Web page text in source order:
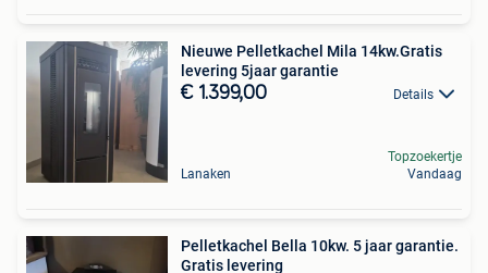
Nieuwe Pelletkachel Mila 14kw.Gratis
levering 5jaar garantie
€ 1.399,00 Details
Lanaken
Topzoekertje
Vandaag
Pelletkachel Bella 10kw. 5 jaar garantie.
Gratis levering